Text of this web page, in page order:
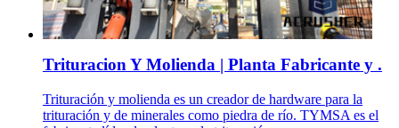
Trituracion Y Molienda | Planta Fabricante y .
Trituración y molienda es un creador de hardware para la
trituración y de minerales como piedra de río. TYMSA es el